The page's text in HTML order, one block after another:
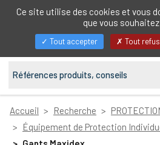
Afficher/masquer
Accueil Recherche
Équipement de Protection
Ce site utilise des cookies et vous
que vous
Tout accepter Tout